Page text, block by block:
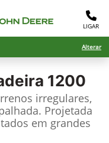
LIGAR
Alterar
1200
irregulares,
Projetada
em grandes